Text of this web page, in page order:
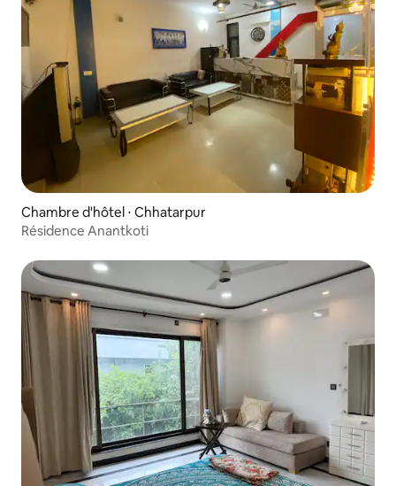
Chambre d'hôtel ⋅ Chhatarpur
Résidence Anantkoti